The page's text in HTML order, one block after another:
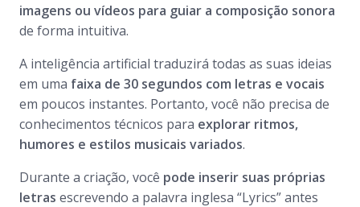
imagens ou vídeos para guiar a composição sonora
de forma intuitiva.
A inteligência artificial traduzirá todas as suas ideias
em uma faixa de 30 segundos com letras e vocais
em poucos instantes. Portanto, você não precisa de
conhecimentos técnicos para explorar ritmos,
humores e estilos musicais variados.
Durante a criação, você pode inserir suas próprias
letras escrevendo a palavra inglesa “Lyrics” antes